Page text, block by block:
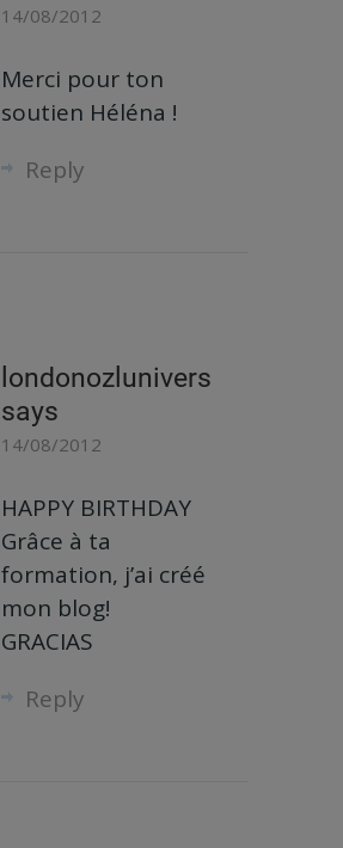
14/08/2012
Merci pour ton
soutien Héléna !
Reply
londonozlunivers
says
14/08/2012
HAPPY BIRTHDAY
Grâce à ta
formation, j’ai créé
mon blog!
GRACIAS
Reply